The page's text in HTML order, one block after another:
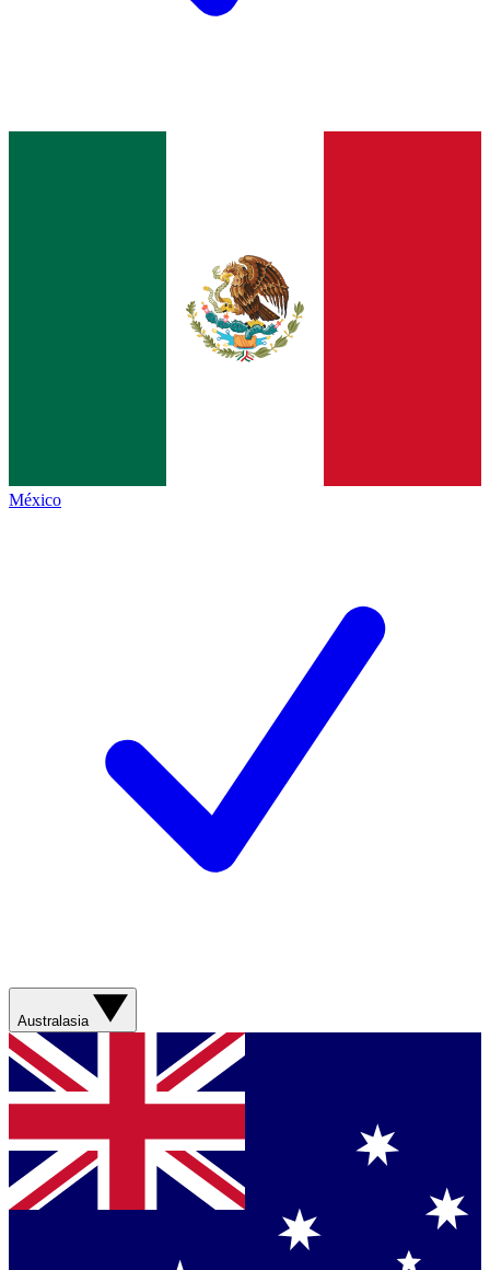
México
Australasia